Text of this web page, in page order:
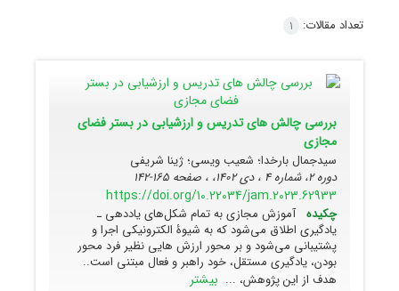
تعداد مقالات: 1
بررسی چالش های تدریس و ارزشیابی در بستر فضای
مجازی
سیدجمال بارخدا؛ شعیب ویسی؛ ژینا شریفی
دوره 2، شماره 4 ، دی 1402، ، صفحه
165-142
https://doi.org/10.22034/jam.2023.62933
چکیده آموزش مجازی به تمام شکل‌های یاددهی ـ
یادگیری اطلاق می‌شود که به شیوۀ الکترونیکی اجرا و
پشتیبانی می‌شود و بر محور ارزش هایی نظیر فرد محور
بودن، یادگیری مستقل، خود راهبر و فعال مبتنی است..
هدف از این پژوهش، ... بیشتر